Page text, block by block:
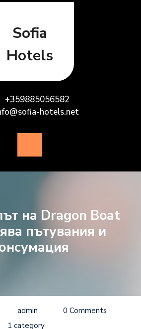
Sofia
Hotels
+359885056582
hotels.net
Button
на Dragon Boat
пътувания и
admin
0 Comments
1 category